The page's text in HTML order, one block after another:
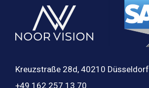
Kreuzstraße 28d, 40210 Düsseldorf